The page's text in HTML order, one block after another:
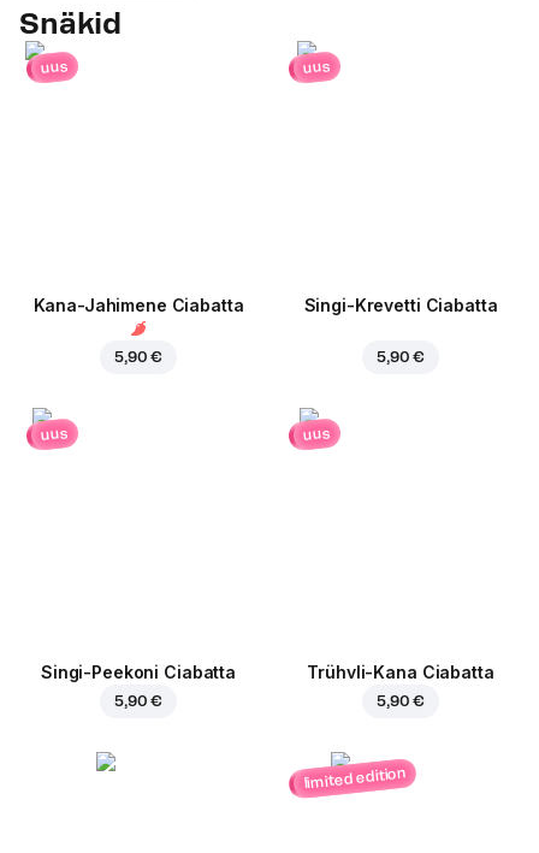
Snäkid
uus
Kana-Jahimene Ciabatta
5,90 €
uus
Singi-Krevetti Ciabatta
5,90 €
uus
Singi-Peekoni Ciabatta
5,90 €
uus
Trühvli-Kana Ciabatta
5,90 €
limited edition